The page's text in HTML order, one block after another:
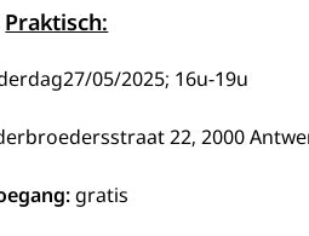
Praktisch:
05/2025; 16u-19u
22, 2000
gratis